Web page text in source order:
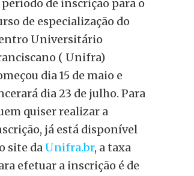
período de inscrição para o
de especialização do
Universitário
( Unifra)
dia 15 de maio e
dia 23 de julho. Para
quiser realizar a
já está disponível
site da Unifra.br, a taxa
efetuar a inscrição é de